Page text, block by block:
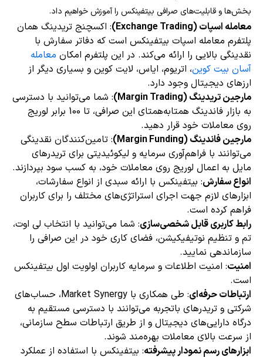
بخش‌ها و قابلیت‌های صرافی بیتفینکس را آموزش خواهیم داد.
معامله اسپات (Exchange Trading)
: اکسچنج تریدینگ همان
پلتفرم معامله اسپات بیتفینکس است که دفاتر سفارش با
نقدینگی بالایی را ارائه می‌کند. در این پلتفرم امکان معامله
آسان بیت کوین، اتریوم، ایاس، لایت کوین و بسیاری دیگر از
ارزهای دیجیتال وجود دارد.
مارجین تریدینگ (Margin Trading)
: شما می‌توانید با دسترسی
به بازار فاندینگ همتابه‌همتای این صرافی، تا 100 برابر لوریج
روی معاملات خود قرار دهید.
مارجین فاندینگ (Margin Funding)
: تامین‌کنندگان نقدینگی
می‌توانند با فراهم‌آوری سرمایه و لیکوئیدیتی برای تریدرهای
مایل به اعمال لوریج روی معاملات خود، به کسب سود بپردازند.
انواع سفارش: بیتفینکس با ارائه سبدی از انواع سفارشات،
ابزارهای لازم جهت اجرای استراتژی‌های مختلف را برای کاربران
فراهم کرده است.
رابط کاربری قابل شخصی‌سازی: شما می‌توانید با انتخاب لی اوت،
تم و تنظیم نوتیفیکیشن، فضای کاری خود در این صرافی را
سازماندهی نمایید.
امنیت: امنیت اطلاعات و سرمایه کاربران اولویت اول بیتفینکس
است.
ارتباطات حرفه‌ای
: طی همکاری با Market Synergy، حساب‌های
شرکتی و تریدرهای باتجربه می‌توانند با دسترسی مستقیم به
درگاه دارایی‌های دیجیتال و از طریق ارتباطات سطح سازمانی،
از سرعت بالای معاملات بهره‌مند شوند.
ابزارهای رسم نمودار پیشرفته: بیتفینکس با استفاده از عملکرد